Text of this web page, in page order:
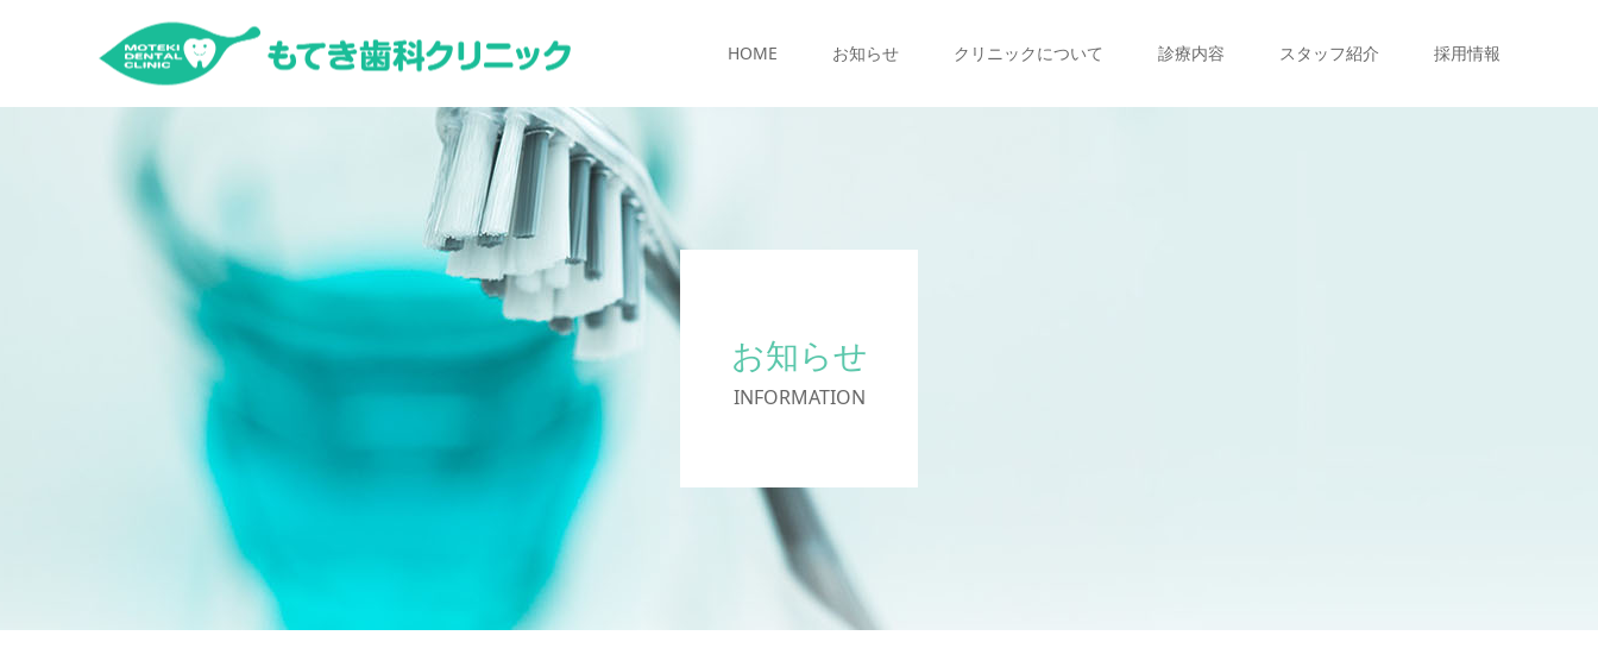
HOME お知らせ クリニックについて 診療内容 スタッフ紹介 採用情報
お知らせ
INFORMATION